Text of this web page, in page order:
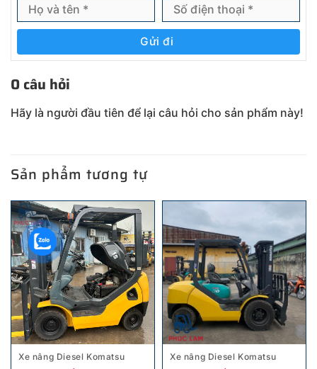
Gửi đi
0 câu hỏi
Hãy là người đầu tiên để lại câu hỏi cho sản phẩm này!
Sản phẩm tương tự
Xe nâng Diesel Komatsu Xe nâng Diesel Komatsu